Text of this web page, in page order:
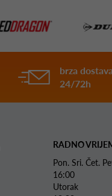
brza
24/72h
RADNO
Pon. Sri.
16:00
Utorak